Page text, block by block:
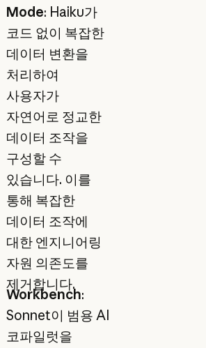
Mode: Haiku가
코드 없이 복잡한
데이터 변환을
처리하여
사용자가
자연어로 정교한
데이터 조작을
구성할 수
있습니다. 이를
통해 복잡한
데이터 조작에
대한 엔지니어링
자원 의존도를
제거합니다.
Workbench:
Sonnet이 범용 AI
코파일럿을